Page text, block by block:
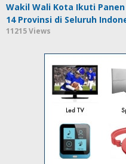
Wakil Wali Kota Ikuti
14 Provinsi di Seluruh
11215 Views